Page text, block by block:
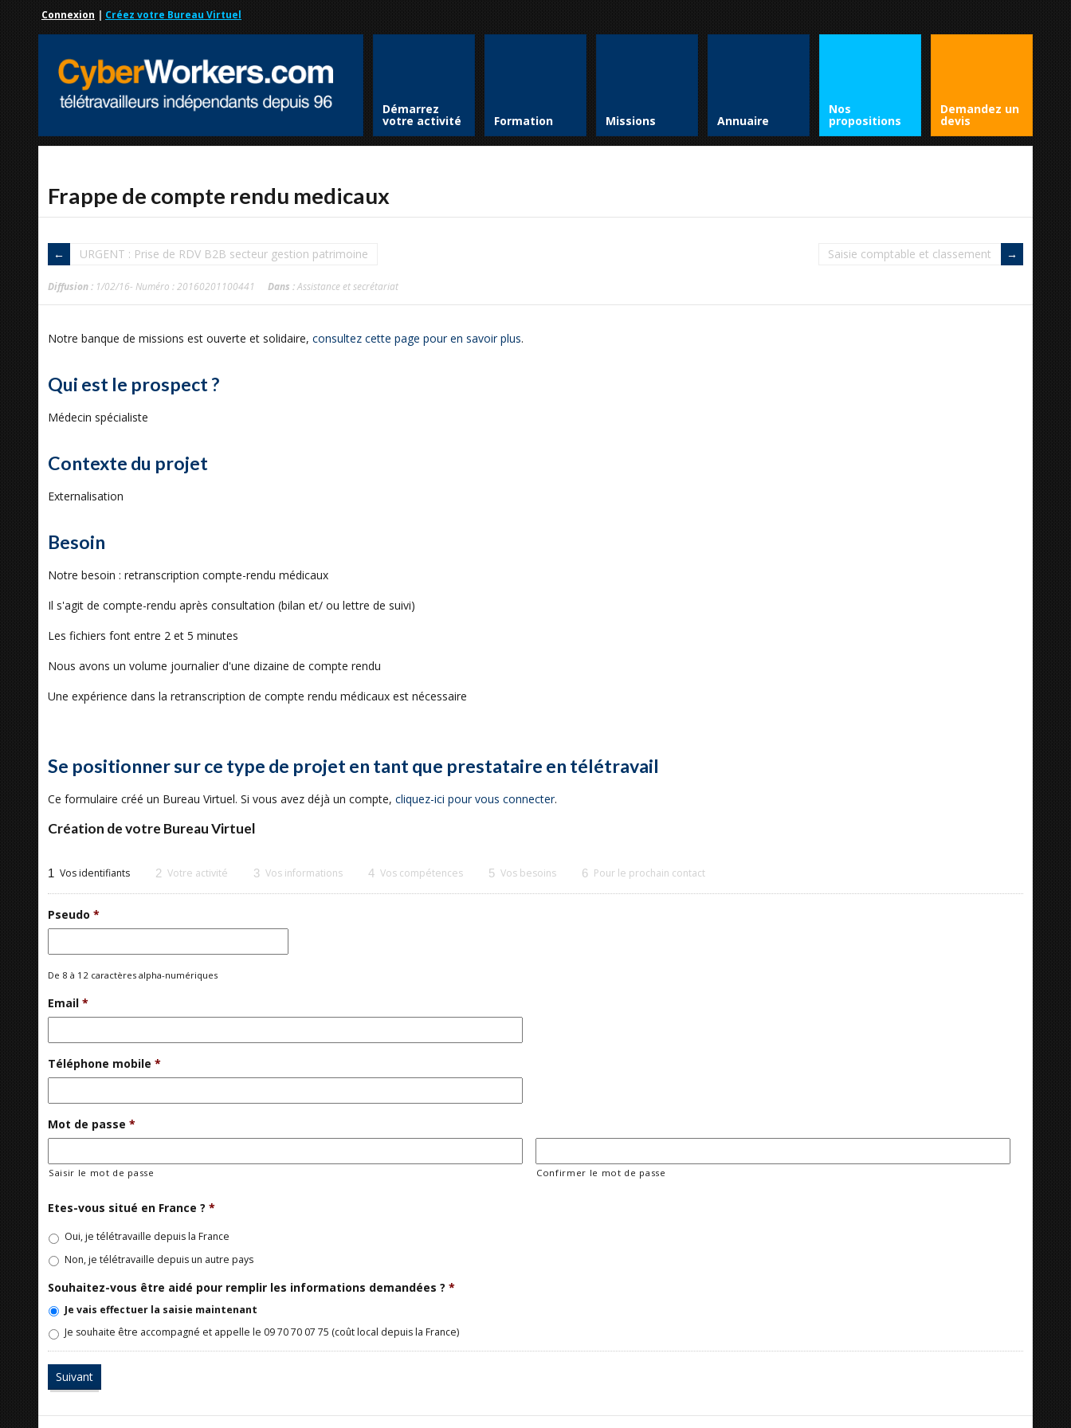
Connexion | Créez votre Bureau Virtuel
Démarrez
votre activité Formation Missions Annuaire
Nos
propositions
Demandez un
devis
Frappe de compte rendu medicaux
URGENT : Prise de RDV B2B secteur gestion patrimoine Saisie comptable et classement
Diffusion : 1/02/16- Numéro : 20160201100441 Dans :Assistance et secrétariat
Notre banque de missions est ouverte et solidaire, consultez cette page pour en savoir plus.
Qui est le prospect ?
Médecin spécialiste
Contexte du projet
Externalisation
Besoin
Notre besoin : retranscription compte-rendu médicaux
Il s'agit de compte-rendu après consultation (bilan et/ ou lettre de suivi)
Les fichiers font entre 2 et 5 minutes
Nous avons un volume journalier d'une dizaine de compte rendu
Une expérience dans la retranscription de compte rendu médicaux est nécessaire
Se positionner sur ce type de projet en tant que prestataire en télétravail
Ce formulaire créé un Bureau Virtuel. Si vous avez déjà un compte, cliquez-ici pour vous connecter.
Création de votre Bureau Virtuel
1 Vos identifiants 2 Votre activité 3 Vos informations 4 Vos compétences 5 Vos besoins 6 Pour le prochain contact
Pseudo *
De 8 à 12 caractères alpha-numériques
Email *
Téléphone mobile *
Mot de passe *
Saisir le mot de passe Confirmer le mot de passe
Etes-vous situé en France ? *
Oui, je télétravaille depuis la France
Non, je télétravaille depuis un autre pays
Souhaitez-vous être aidé pour remplir les informations demandées ? *
Je vais effectuer la saisie maintenant
Je souhaite être accompagné et appelle le 09 70 70 07 75 (coût local depuis la France)